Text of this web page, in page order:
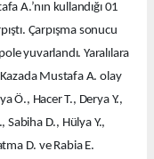
A.’nın kullandığı 01
Çarpışma sonucu
yuvarlandı. Yaralılara
Mustafa A. olay
Ö., Hacer T., Derya Y.,
D., Hülya Y.,
D. ve Rabia E.